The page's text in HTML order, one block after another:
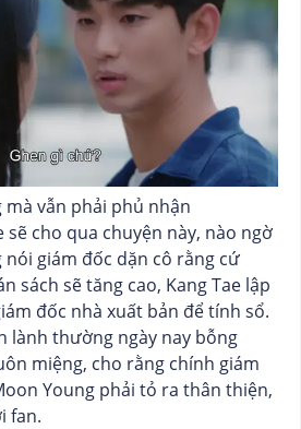
vẫn phải phủ nhận
sẽ cho qua chuyện này, nào ngờ
nói giám đốc dặn cô rằng cứ
sách sẽ tăng cao, Kang Tae lập
đốc nhà xuất bản để tính sổ.
lành thường ngày nay bỗng
miệng, cho rằng chính giám
Young phải tỏ ra thân thiện,
fan.